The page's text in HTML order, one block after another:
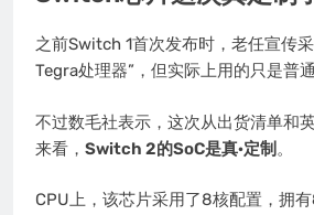
之前Switch 1首次发布时，老任宣传
Tegra处理器”，但实际上用的只是普通
不过数毛社表示，这次从出货清单和
来看， Switch 2的SoC是真·定制 。
CPU上，该芯片采用了8核配置，拥有